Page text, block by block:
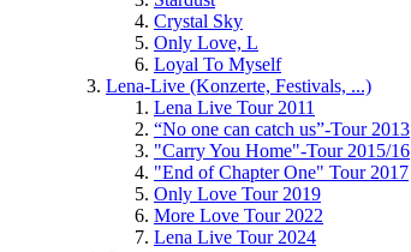
Crystal Sky
Only Love, L
Loyal To Myself
Lena-Live (Konzerte, Festivals, ...)
Lena Live Tour 2011
“No one can catch us”-Tour 2013
"Carry You Home"-Tour 2015/16
"End of Chapter One" Tour 2017
Only Love Tour 2019
More Love Tour 2022
Lena Live Tour 2024